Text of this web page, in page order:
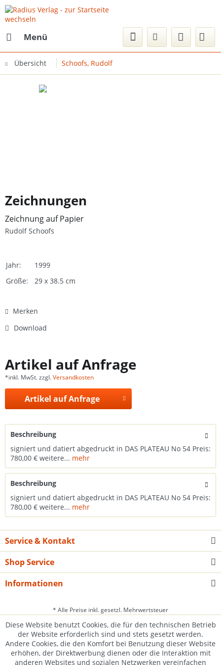
Menü
Übersicht Schoofs, Rudolf
Zeichnungen
Zeichnung auf Papier
Rudolf Schoofs
Jahr:
1999
Größe:
29 x 38.5 cm
Merken
Download
Artikel auf Anfrage
*inkl. MwSt. zzgl.Versandkosten
Artikel auf Anfrage
Beschreibung
signiert und datiert abgedruckt in DAS PLATEAU No 54 Preis:
780,00 € weitere... mehr
Beschreibung
signiert und datiert abgedruckt in DAS PLATEAU No 54 Preis:
780,00 € weitere... mehr
Service & Kontakt
Shop Service
Informationen
* Alle Preise inkl. gesetzl. Mehrwertsteuer
Diese Website benutzt Cookies, die für den technischen Betrieb
der Website erforderlich sind und stets gesetzt werden.
Andere Cookies, die den Komfort bei Benutzung dieser Website
erhöhen, der Direktwerbung dienen oder die Interaktion mit
anderen Websites und sozialen Netzwerken vereinfachen